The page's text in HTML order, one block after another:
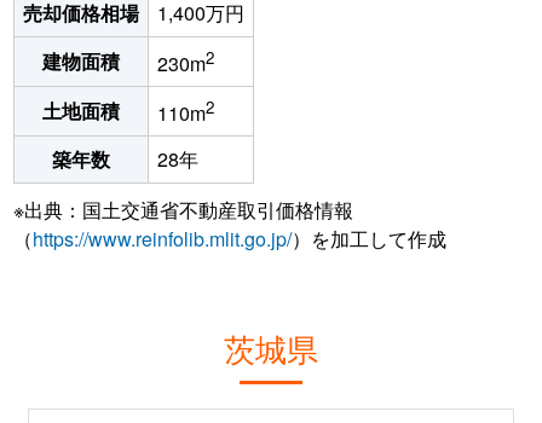
売却価格相場
1,400万円
建物面積
230m2
土地面積 110m2
築年数
28年
※出典：国土交通省不動産取引価格情報
（https://www.reinfolib.mlit.go.jp/）を加工して作成
茨城県